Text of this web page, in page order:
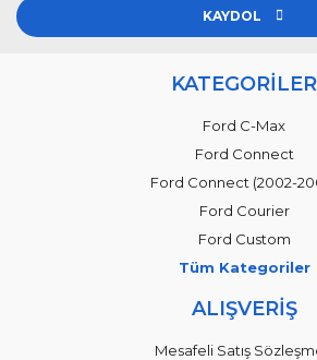
KAYDOL
KATEGORİLER
Ford C-Max
Ford Connect
Ford Connect (2002-
Ford Courier
Ford Custom
Tüm Kategoriler
ALIŞVERİŞ
Mesafeli Satış